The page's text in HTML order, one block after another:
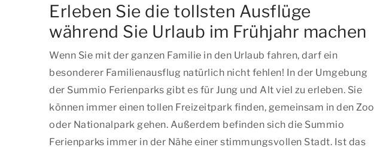
Erleben Sie die tollsten Ausflüge
während Sie Urlaub im Frühjahr machen
Wenn Sie mit der ganzen Familie in den Urlaub fahren, darf ein
besonderer Familienausflug natürlich nicht fehlen! In der Umgebung
der Summio Ferienparks gibt es für Jung und Alt viel zu erleben. Sie
können immer einen tollen Freizeitpark finden, gemeinsam in den Zoo
oder Nationalpark gehen. Außerdem befinden sich die Summio
Ferienparks immer in der Nähe einer stimmungsvollen Stadt. Ist das